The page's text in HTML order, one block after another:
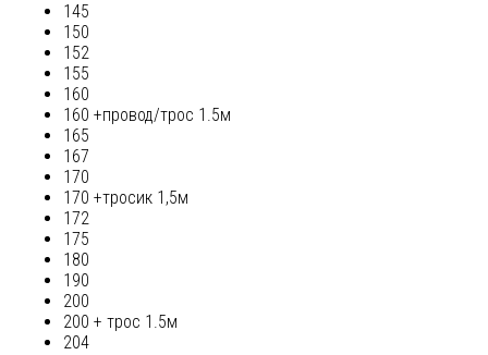
145
150
152
155
160
160 +провод/трос 1.5м
165
167
170
170 +тросик 1,5м
172
175
180
190
200
200 + трос 1.5м
204